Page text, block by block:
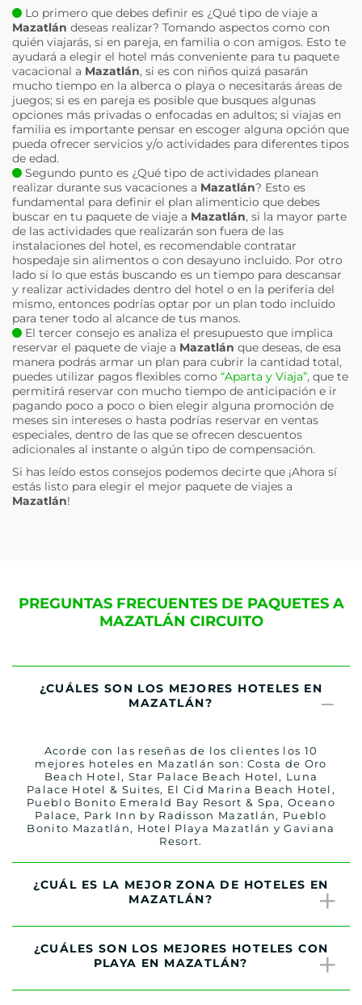
Lo primero que debes definir es ¿Qué tipo de viaje a
Mazatlán deseas realizar? Tomando aspectos como con
quién viajarás, si en pareja, en familia o con amigos. Esto te
ayudará a elegir el hotel más conveniente para tu paquete
vacacional a Mazatlán, si es con niños quizá pasarán
mucho tiempo en la alberca o playa o necesitarás áreas de
juegos; si es en pareja es posible que busques algunas
opciones más privadas o enfocadas en adultos; si viajas en
familia es importante pensar en escoger alguna opción que
pueda ofrecer servicios y/o actividades para diferentes tipos
de edad.
Segundo punto es ¿Qué tipo de actividades planean
realizar durante sus vacaciones a Mazatlán? Esto es
fundamental para definir el plan alimenticio que debes
buscar en tu paquete de viaje a Mazatlán, si la mayor parte
de las actividades que realizarán son fuera de las
instalaciones del hotel, es recomendable contratar
hospedaje sin alimentos o con desayuno incluido. Por otro
lado si lo que estás buscando es un tiempo para descansar
y realizar actividades dentro del hotel o en la periferia del
mismo, entonces podrías optar por un plan todo incluido
para tener todo al alcance de tus manos.
El tercer consejo es analiza el presupuesto que implica
reservar el paquete de viaje a Mazatlán que deseas, de esa
manera podrás armar un plan para cubrir la cantidad total,
puedes utilizar pagos flexibles como “Aparta y Viaja”, que te
permitirá reservar con mucho tiempo de anticipación e ir
pagando poco a poco o bien elegir alguna promoción de
meses sin intereses o hasta podrías reservar en ventas
especiales, dentro de las que se ofrecen descuentos
adicionales al instante o algún tipo de compensación.
Si has leído estos consejos podemos decirte que ¡Ahora sí
estás listo para elegir el mejor paquete de viajes a
Mazatlán!
PREGUNTAS FRECUENTES DE PAQUETES A
MAZATLÁN CIRCUITO
¿CUÁLES SON LOS MEJORES HOTELES EN
MAZATLÁN?
Acorde con las reseñas de los clientes los 10
mejores hoteles en Mazatlán son: Costa de Oro
Beach Hotel, Star Palace Beach Hotel, Luna
Palace Hotel & Suites, El Cid Marina Beach Hotel,
Pueblo Bonito Emerald Bay Resort & Spa, Oceano
Palace, Park Inn by Radisson Mazatlán, Pueblo
Bonito Mazatlán, Hotel Playa Mazatlán y Gaviana
Resort.
¿CUÁL ES LA MEJOR ZONA DE HOTELES EN
MAZATLÁN?
¿CUÁLES SON LOS MEJORES HOTELES CON
PLAYA EN MAZATLÁN?